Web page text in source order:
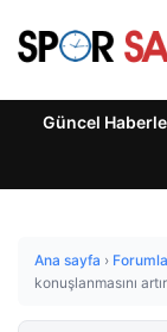
Güncel
Ana sayfa ›
konuşlanmasını